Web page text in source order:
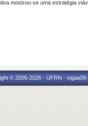
mostrou-se uma estratégia
© 2006-2026 - UFRN -